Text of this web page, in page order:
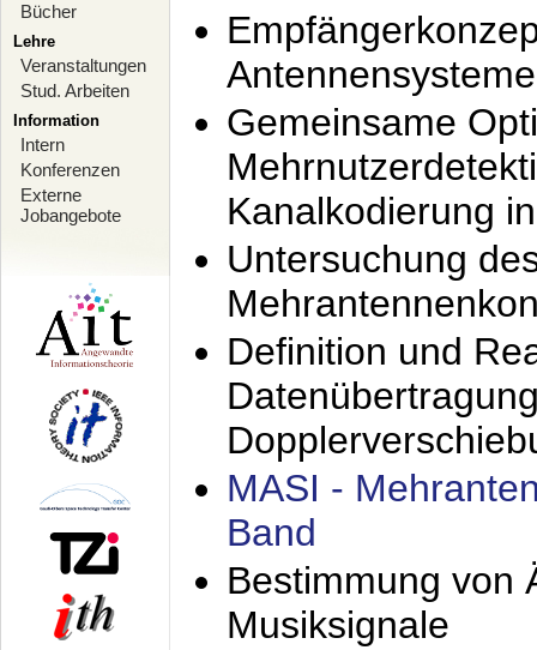
Bücher
Lehre
Veranstaltungen
Stud. Arbeiten
Information
Intern
Konferenzen
Externe
Jobangebote
Antennensysteme
Gemeinsame
Kanalkodierung
Untersuchung
Definition und
MASI -
Band
Bestimmung von
Musiksignale